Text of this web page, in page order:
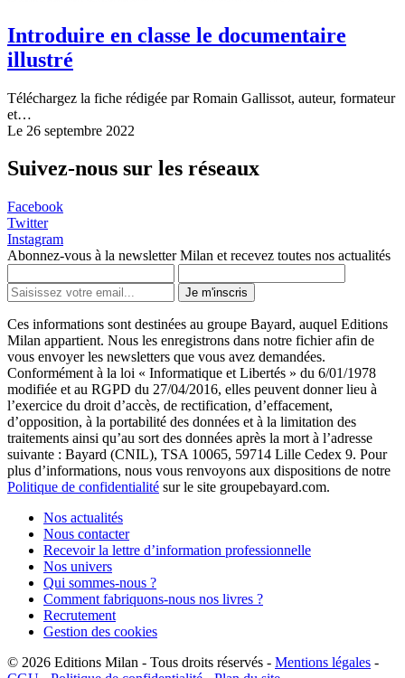
Introduire en classe le documentaire
illustré
Téléchargez la fiche rédigée par Romain Gallissot, auteur, formateur
et…
Le 26 septembre 2022
Suivez-nous sur les réseaux
Facebook
Twitter
Instagram
Abonnez-vous à la newsletter Milan et recevez toutes nos actualités
Je m'inscris
Ces informations sont destinées au groupe Bayard, auquel Editions
Milan appartient. Nous les enregistrons dans notre fichier afin de
vous envoyer les newsletters que vous avez demandées.
Conformément à la loi « Informatique et Libertés » du 6/01/1978
modifiée et au RGPD du 27/04/2016, elles peuvent donner lieu à
l’exercice du droit d’accès, de rectification, d’effacement,
d’opposition, à la portabilité des données et à la limitation des
traitements ainsi qu’au sort des données après la mort à l’adresse
suivante : Bayard (CNIL), TSA 10065, 59714 Lille Cedex 9. Pour
plus d’informations, nous vous renvoyons aux dispositions de notre
Politique de confidentialité sur le site groupebayard.com.
Nos actualités
Nous contacter
Recevoir la lettre d’information professionnelle
Nos univers
Qui sommes-nous ?
Comment fabriquons-nous nos livres ?
Recrutement
Gestion des cookies
© 2026 Editions Milan - Tous droits réservés - Mentions légales -